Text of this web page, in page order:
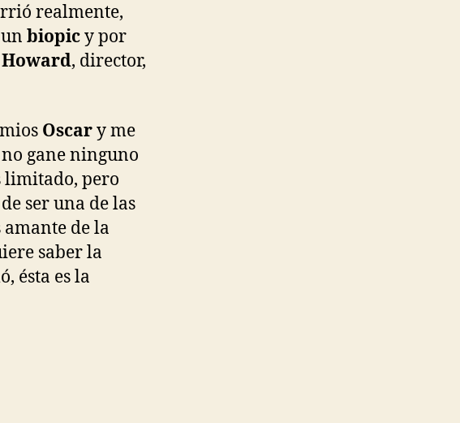
realmente,
biopicy por
, director,
Oscary me
gane ninguno
limitado, pero
ser una de las
amante de la
saber la
ésta es la